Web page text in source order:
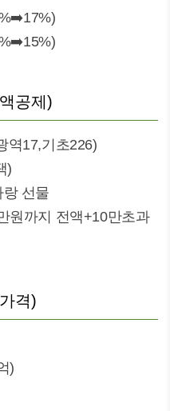
공제)
역17,기초226)
)
랑 선물
원까지 전액+10만초과
격)
)